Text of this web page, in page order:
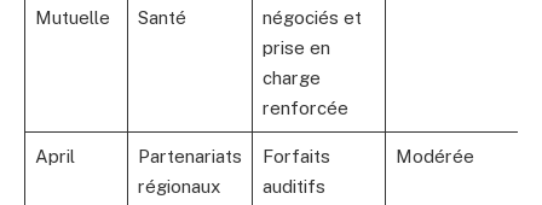
Mutuelle
Santé
négociés et
prise en
charge
renforcée
April
Partenariats
régionaux
Forfaits
auditifs
Modérée